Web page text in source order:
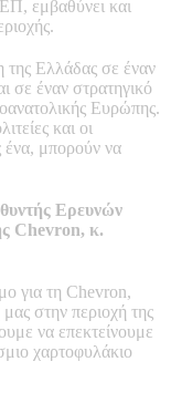
εμβαθύνει και
της Ελλάδας σε έναν
σε έναν στρατηγικό
Ευρώπης.
και οι
ένα, μπορούν να
Ερευνών
Chevron, κ.
για τη Chevron,
στην περιοχή της
να επεκτείνουμε
χαρτοφυλάκιο